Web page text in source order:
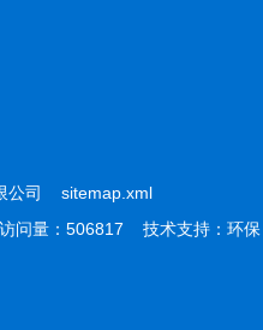
公司 sitemap.xml
问量：506817 技术支持： 环保